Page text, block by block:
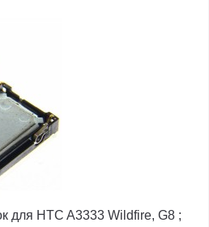
для HTC A3333 Wildfire, G8 ;